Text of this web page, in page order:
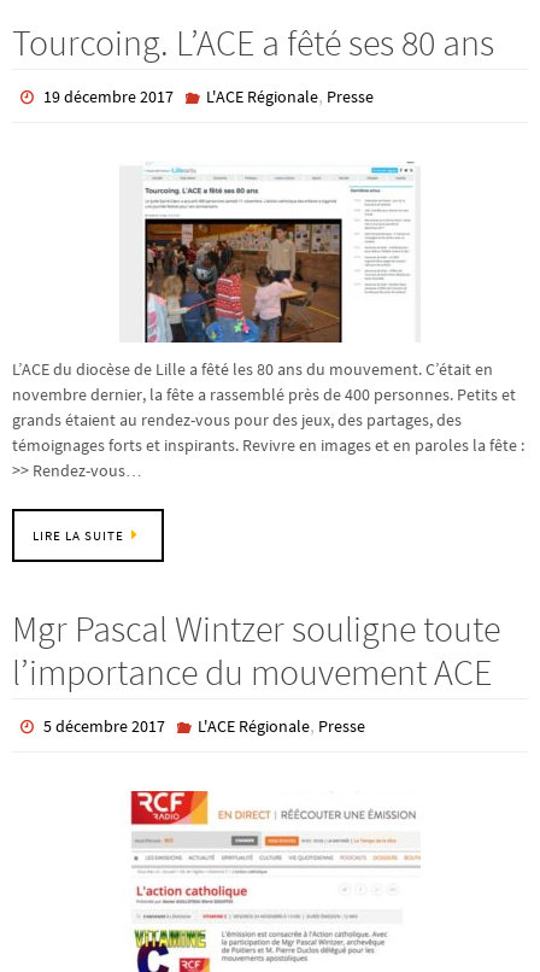
Tourcoing. L’ACE a fêté ses 80 ans
19 décembre 2017 L'ACE Régionale, Presse
L’ACE du diocèse de Lille a fêté les 80 ans du mouvement. C’était en
novembre dernier, la fête a rassemblé près de 400 personnes. Petits et
grands étaient au rendez-vous pour des jeux, des partages, des
témoignages forts et inspirants. Revivre en images et en paroles la fête :
>> Rendez-vous…
LIRE LA SUITE
Mgr Pascal Wintzer souligne toute
l’importance du mouvement ACE
5 décembre 2017 L'ACE Régionale, Presse